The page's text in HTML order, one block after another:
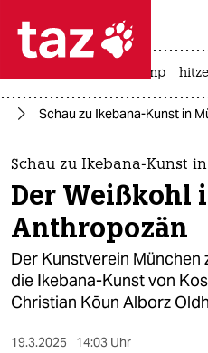
 taz zahl
taz zahl ich
themen
politik
öko
gesellschaft
usa unter trump hitze
Schau zu Ikebana-Kunst in
Schau zu Ikebana-Kunst
Der Weißkohl
Anthropozän
Der Kunstverein München
die Ikebana-Kunst von
Christian Kōun Alborz
19.3.2025 14:03 Uhr